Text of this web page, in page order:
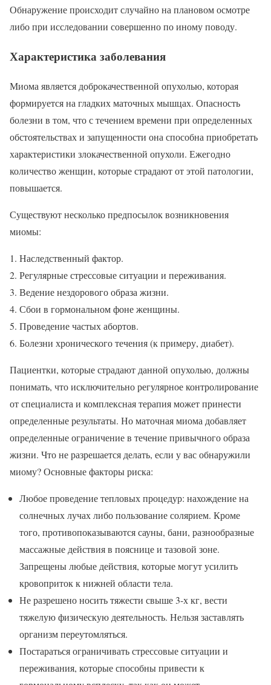
Обнаружение происходит случайно на плановом осмотре
либо при исследовании совершенно по иному поводу.
Характеристика заболевания
Миома является доброкачественной опухолью, которая
формируется на гладких маточных мышцах. Опасность
болезни в том, что с течением времени при определенных
обстоятельствах и запущенности она способна приобретать
характеристики злокачественной опухоли. Ежегодно
количество женщин, которые страдают от этой патологии,
повышается.
Существуют несколько предпосылок возникновения
миомы:
Наследственный фактор.
Регулярные стрессовые ситуации и переживания.
Ведение нездорового образа жизни.
Сбои в гормональном фоне женщины.
Проведение частых абортов.
Болезни хронического течения (к примеру, диабет).
Пациентки, которые страдают данной опухолью, должны
понимать, что исключительно регулярное контролирование
от специалиста и комплексная терапия может принести
определенные результаты. Но маточная миома добавляет
определенные ограничение в течение привычного образа
жизни. Что не разрешается делать, если у вас обнаружили
миому? Основные факторы риска:
Любое проведение тепловых процедур: нахождение на
солнечных лучах либо пользование солярием. Кроме
того, противопоказываются сауны, бани, разнообразные
массажные действия в пояснице и тазовой зоне.
Запрещены любые действия, которые могут усилить
кровоприток к нижней области тела.
Не разрешено носить тяжести свыше 3-х кг, вести
тяжелую физическую деятельность. Нельзя заставлять
организм переутомляться.
Постараться ограничивать стрессовые ситуации и
переживания, которые способны привести к